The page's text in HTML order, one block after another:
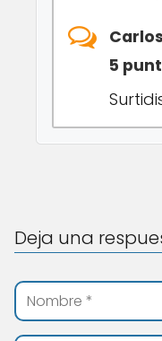
5
Deja una